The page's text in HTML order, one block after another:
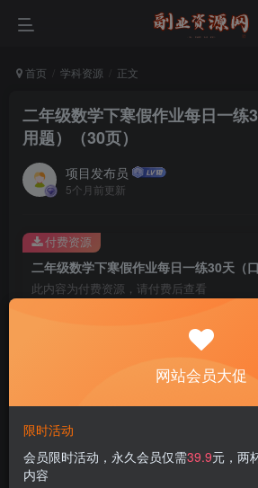
首页 学科资源 正文
二年级数学下寒假作业每日一练
用题）（30页）
项目发布员
5个月前更新
此内容为付费资源，请付费后查看
￥4
付费资源
网站会员大促
限时活动
会员限时活动，永久会员仅需39.9元，两
内容